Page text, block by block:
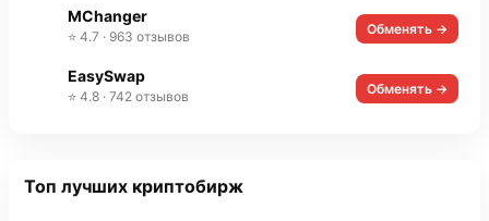
MChanger
⭐ 4.7 · 963 отзывов Обменять →
EasySwap
⭐ 4.8 · 742 отзывов Обменять →
Топ лучших криптобирж